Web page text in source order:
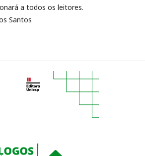
a todos os leitores.
Santos